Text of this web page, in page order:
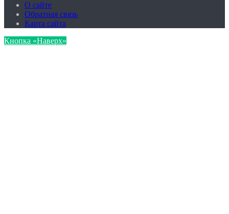
О сайте
Обратная связь
Карта сайта
Кнопка «Наверх»